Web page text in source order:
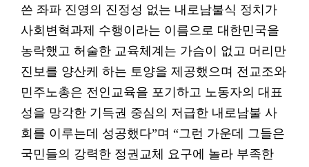
쓴 좌파 진영의 진정성 없는 내로남불식 정치가
사회변혁과제 수행이라는 이름으로 대한민국을
농락했고 허술한 교육체계는 가슴이 없고 머리만
진보를 양산케 하는 토양을 제공했으며 전교조와
민주노총은 전인교육을 포기하고 노동자의 대표
성을 망각한 기득권 중심의 저급한 내로남불 사
회를 이루는데 성공했다”며 “그런 가운데 그들은
국민들의 강력한 정권교체 요구에 놀라 부족한